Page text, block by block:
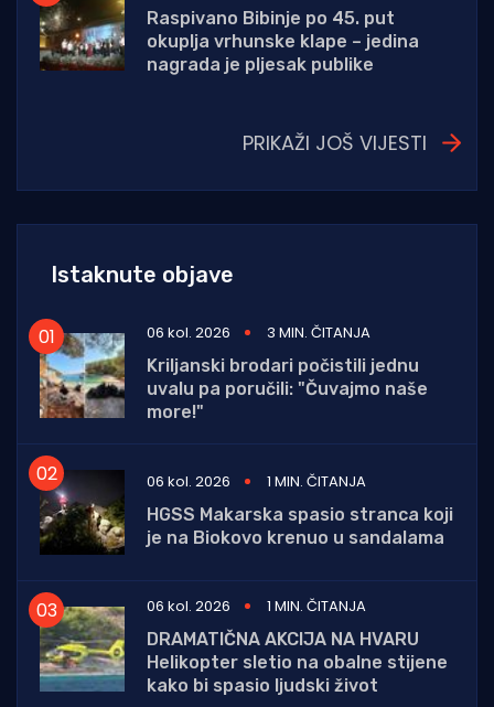
Raspivano Bibinje po 45. put
okuplja vrhunske klape – jedina
nagrada je pljesak publike
PRIKAŽI JOŠ VIJESTI
Istaknute objave
06 kol. 2026
3 MIN. ČITANJA
Kriljanski brodari počistili jednu
uvalu pa poručili: "Čuvajmo naše
more!"
06 kol. 2026
1 MIN. ČITANJA
HGSS Makarska spasio stranca koji
je na Biokovo krenuo u sandalama
06 kol. 2026
1 MIN. ČITANJA
DRAMATIČNA AKCIJA NA HVARU
Helikopter sletio na obalne stijene
kako bi spasio ljudski život